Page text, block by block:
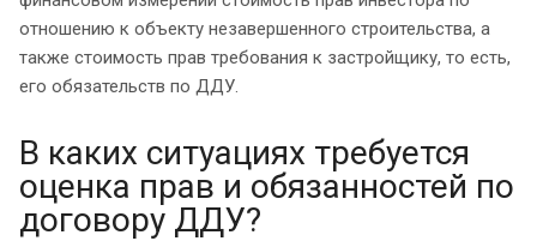
отношению к объекту незавершенного строительства, а
также стоимость прав требования к застройщику, то есть,
его обязательств по ДДУ.
В каких ситуациях требуется
оценка прав и обязанностей по
договору ДДУ?